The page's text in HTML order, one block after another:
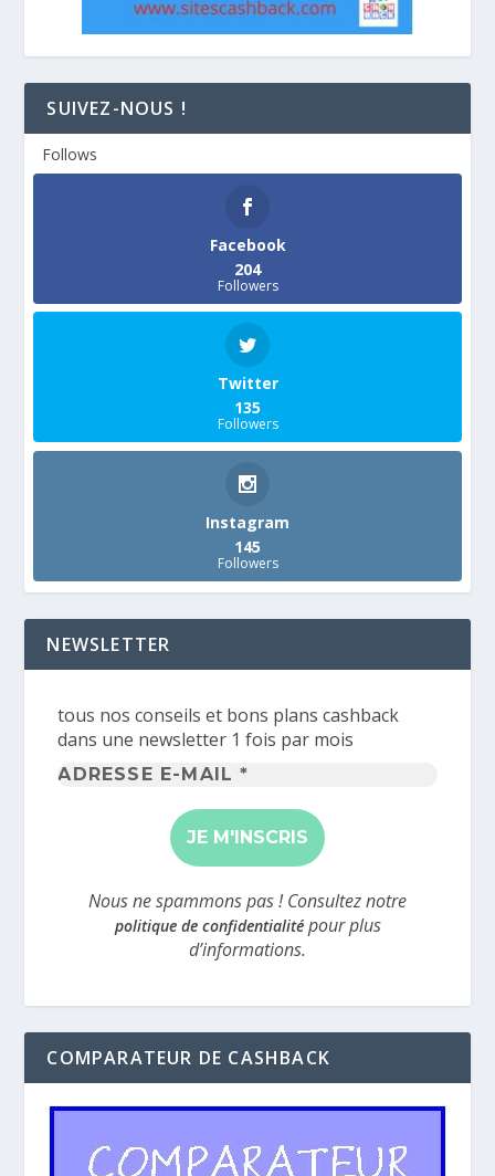
SUIVEZ-NOUS !
Follows
Facebook
204
Followers
Twitter
135
Followers
Instagram
145
Followers
NEWSLETTER
tous nos conseils et bons plans cashback
dans une newsletter 1 fois par mois
Adresse
mail
*
Nous ne spammons pas ! Consultez notre
politique de confidentialitépour plus
d’informations.
COMPARATEUR DE CASHBACK